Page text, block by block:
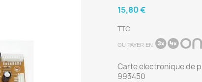
15,80 €
TTC
OU PAYER EN
Carte electronique de
993450